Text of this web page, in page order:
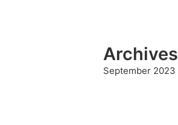
Archives
September 2023